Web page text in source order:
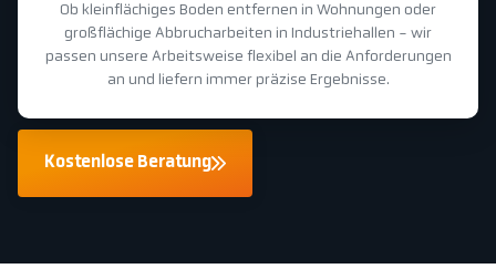
Ob kleinflächiges Boden entfernen in Wohnungen oder
großflächige Abbrucharbeiten in Industriehallen - wir
passen unsere Arbeitsweise flexibel an die Anforderungen
an und liefern immer präzise Ergebnisse.
Kostenlose Beratung